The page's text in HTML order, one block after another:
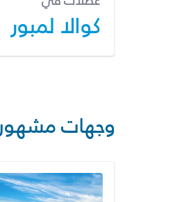
كوالا لمبور
وجهات